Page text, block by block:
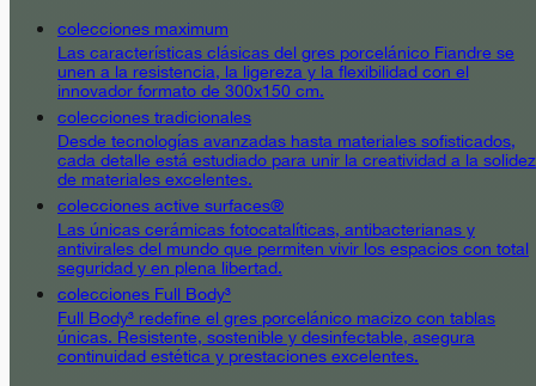
colecciones maximum
Las características clásicas del gres porcelánico Fiandre se
unen a la resistencia, la ligereza y la flexibilidad con el
innovador formato de 300x150 cm.
colecciones tradicionales
Desde tecnologías avanzadas hasta materiales sofisticados,
cada detalle está estudiado para unir la creatividad a la solidez
de materiales excelentes.
colecciones active surfaces®
Las únicas cerámicas fotocatalíticas, antibacterianas y
antivirales del mundo que permiten vivir los espacios con total
seguridad y en plena libertad.
colecciones Full Body³
Full Body³ redefine el gres porcelánico macizo con tablas
únicas. Resistente, sostenible y desinfectable, asegura
continuidad estética y prestaciones excelentes.